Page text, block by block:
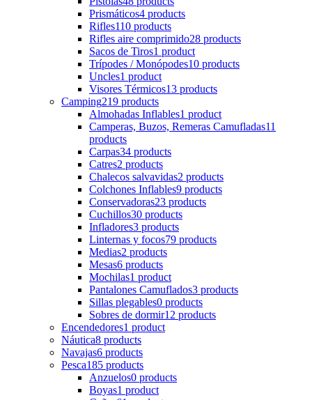
Prismáticos4 products
Rifles110 products
Rifles aire comprimido28 products
Sacos de Tiros1 product
Trípodes / Monópodes10 products
Uncles1 product
Visores Térmicos13 products
Camping219 products
Almohadas Inflables1 product
Camperas, Buzos, Remeras Camufladas11
products
Carpas34 products
Catres2 products
Chalecos salvavidas2 products
Colchones Inflables9 products
Conservadoras23 products
Cuchillos30 products
Infladores3 products
Linternas y focos79 products
Medias2 products
Mesas6 products
Mochilas1 product
Pantalones Camuflados3 products
Sillas plegables0 products
Sobres de dormir12 products
Encendedores1 product
Náutica8 products
Navajas6 products
Pesca185 products
Anzuelos0 products
Boyas1 product